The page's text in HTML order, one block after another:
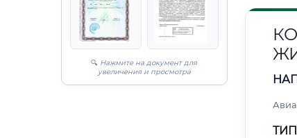
🔍 Нажмите на документ для
увеличения и просмотра